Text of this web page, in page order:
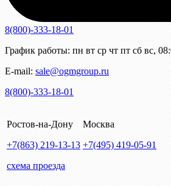
8(800)-333-18-01
График работы: пн вт ср чт пт сб вс,
E-mail: sale@ogmgroup.ru
8(800)-333-18-01
Ростов-на-Дону
+7(863) 219-13-13
схема проезда
Москва
+7(495) 419-05-91